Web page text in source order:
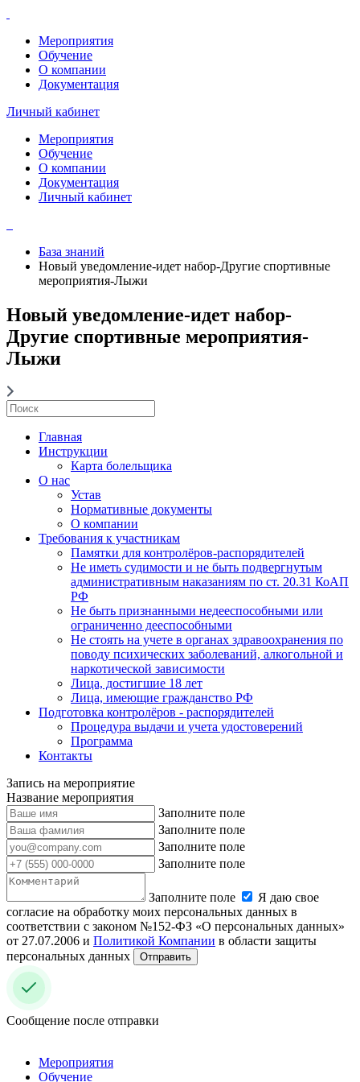
Мероприятия
Обучение
О компании
Документация
Личный кабинет
Мероприятия
Обучение
О компании
Документация
Личный кабинет
База знаний
Новый уведомление-идет набор-Другие спортивные
мероприятия-Лыжи
Новый уведомление-идет набор-
Другие спортивные мероприятия-
Лыжи
Главная
Инструкции
Карта болельщика
О нас
Устав
Нормативные документы
О компании
Требования к участникам
Памятки для контролёров-распорядителей
Не иметь судимости и не быть подвергнутым
административным наказаниям по ст. 20.31 КоАП
РФ
Не быть признанными недееспособными или
ограниченно дееспособными
Не стоять на учете в органах здравоохранения по
поводу психических заболеваний, алкогольной и
наркотической зависимости
Лица, достигшие 18 лет
Лица, имеющие гражданство РФ
Подготовка контролёров - распорядителей
Процедура выдачи и учета удостоверений
Программа
Контакты
Запись на мероприятие
Название мероприятия
Заполните поле
Заполните поле
Заполните поле
Заполните поле
Заполните поле
Я даю свое
согласие на обработку моих персональных данных в
соответствии с законом №152-ФЗ «О персональных данных»
от 27.07.2006 и Политикой Компании в области защиты
персональных данных
Отправить
Сообщение после отправки
Мероприятия
Обучение